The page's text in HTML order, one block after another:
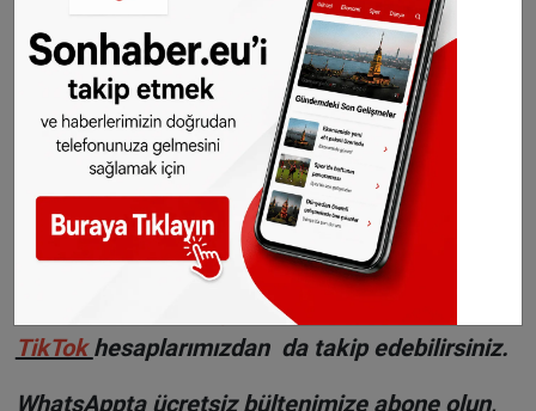
2 bin 133 euro 60 sentten 2 bin 191 euro 80
sente çıkacak. Bu artış, yüzde 2,73’lük bir zam
anlamına geliyor.
Referans aylık ücret, çeşitli sosyal yardımların
miktarını ve endekslemelerini belirlemek için
kullanılmaktadır.
©Sonhaber.eu
gram ve
TikTokhesaplarımızdan da takip edebilirsiniz.
WhatsAppta ücretsiz bültenimize abone olun,